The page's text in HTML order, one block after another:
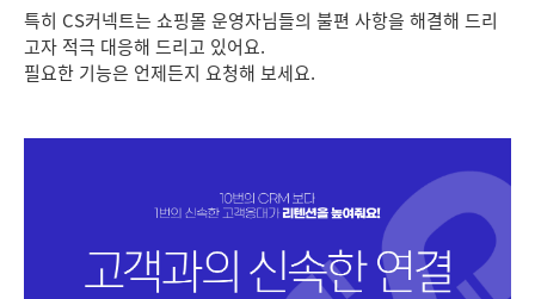
특히 CS커넥트는 쇼핑몰 운영자님들의 불편 사항을 해결해 드리
고자 적극 대응해 드리고 있어요.
필요한 기능은 언제든지 요청해 보세요.